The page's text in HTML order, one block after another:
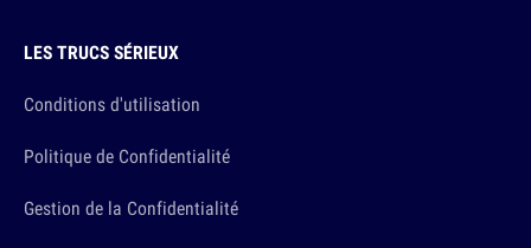
LES TRUCS SÉRIEUX
Conditions d'utilisation
Politique de Confidentialité
Gestion de la Confidentialité